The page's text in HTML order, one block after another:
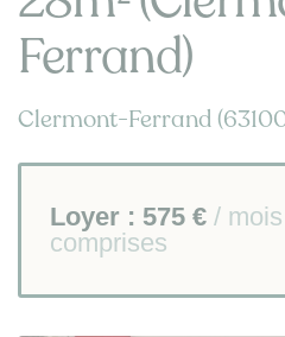
Ferrand)
Clermont-Ferrand
Loyer : 575 € /
comprises